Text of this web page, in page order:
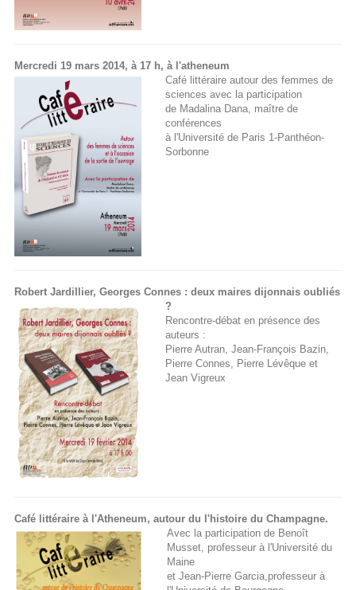
Mercredi 19 mars 2014, à 17 h, à l'atheneum
Café littéraire autour des femmes de
sciences avec la participation
de Madalina Dana, maître de
conférences
à l'Université de Paris 1-Panthéon-
Sorbonne
Robert Jardillier, Georges Connes : deux maires dijonnais oubliés
?
Rencontre-débat en présence des
auteurs :
Pierre Autran, Jean-François Bazin,
Pierre Connes, Pierre Lévêque et
Jean Vigreux
Café littéraire à l'Atheneum, autour du l'histoire du Champagne.
Avec la participation de Benoît
Musset, professeur à l'Université du
Maine
et Jean-Pierre Garcia,professeur à